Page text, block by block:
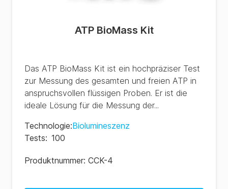
ATP BioMass Kit
Das ATP BioMass Kit ist ein hochpräziser Test
zur Messung des gesamten und freien ATP in
anspruchsvollen flüssigen Proben. Er ist die
ideale Lösung für die Messung der...
Technologie:Biolumineszenz
Tests: 100
Produktnummer: CCK-4